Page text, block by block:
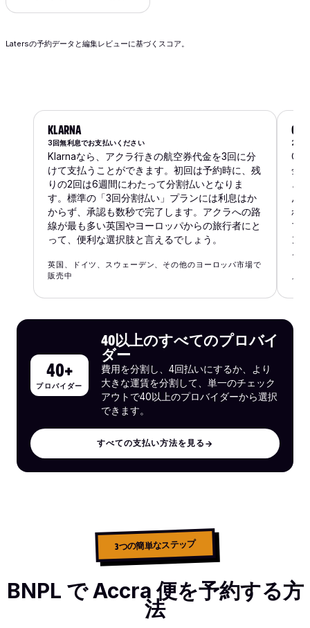
Latersの予約データと編集レビューに基づくスコア。
KLARNA
3回無利息でお支払いください
Klarnaなら、アクラ行きの航空券代金を3回に分
けて支払うことができます。初回は予約時に、残
りの2回は6週間にわたって分割払いとなりま
す。標準の「3回分割払い」プランには利息はか
からず、承認も数秒で完了します。アクラへの路
線が最も多い英国やヨーロッパからの旅行者にと
って、便利な選択肢と言えるでしょう。
英国、ドイツ、スウェーデン、その他のヨーロッパ市場で
販売中
2週
金
と
ん
れ
ブ
ン
る
イギ
40+
プロバイダー
40以上のすべてのプロバイ
ダー
費用を分割し、4回払いにするか、より
大きな運賃を分割して、単一のチェック
アウトで40以上のプロバイダーから選択
できます。
すべての支払い方法を見る →
3つの簡単なステップ
BNPL で Accra 便を予約する方
法